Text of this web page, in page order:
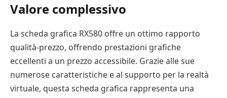
Valore complessivo
La scheda grafica RX580 offre un ottimo rapporto
qualità-prezzo, offrendo prestazioni grafiche
eccellenti a un prezzo accessibile. Grazie alle sue
numerose caratteristiche e al supporto per la realtà
virtuale, questa scheda grafica rappresenta una